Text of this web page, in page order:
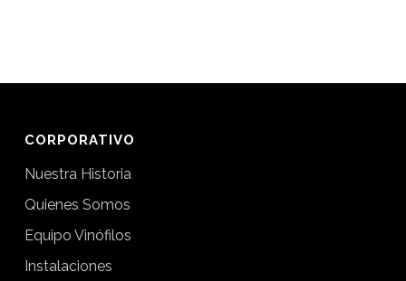
CORPORATIVO
Nuestra Historia
Quienes Somos
Equipo Vinófilos
Instalaciones